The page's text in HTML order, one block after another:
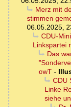
Merz mit
stimmen
06.05.2025,
CDU-
Linkspartei
Das
owT -
CDU
Linke
siehe